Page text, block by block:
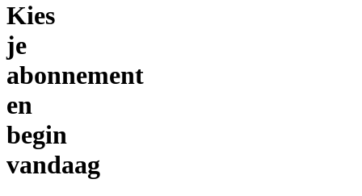
Kies
je
abonnement
en
begin
vandaag